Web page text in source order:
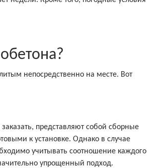
непосредственно на месте. Вот
представляют собой сборные
к установке. Однако в случае
учитывать соотношение каждого
упрощенный подход.